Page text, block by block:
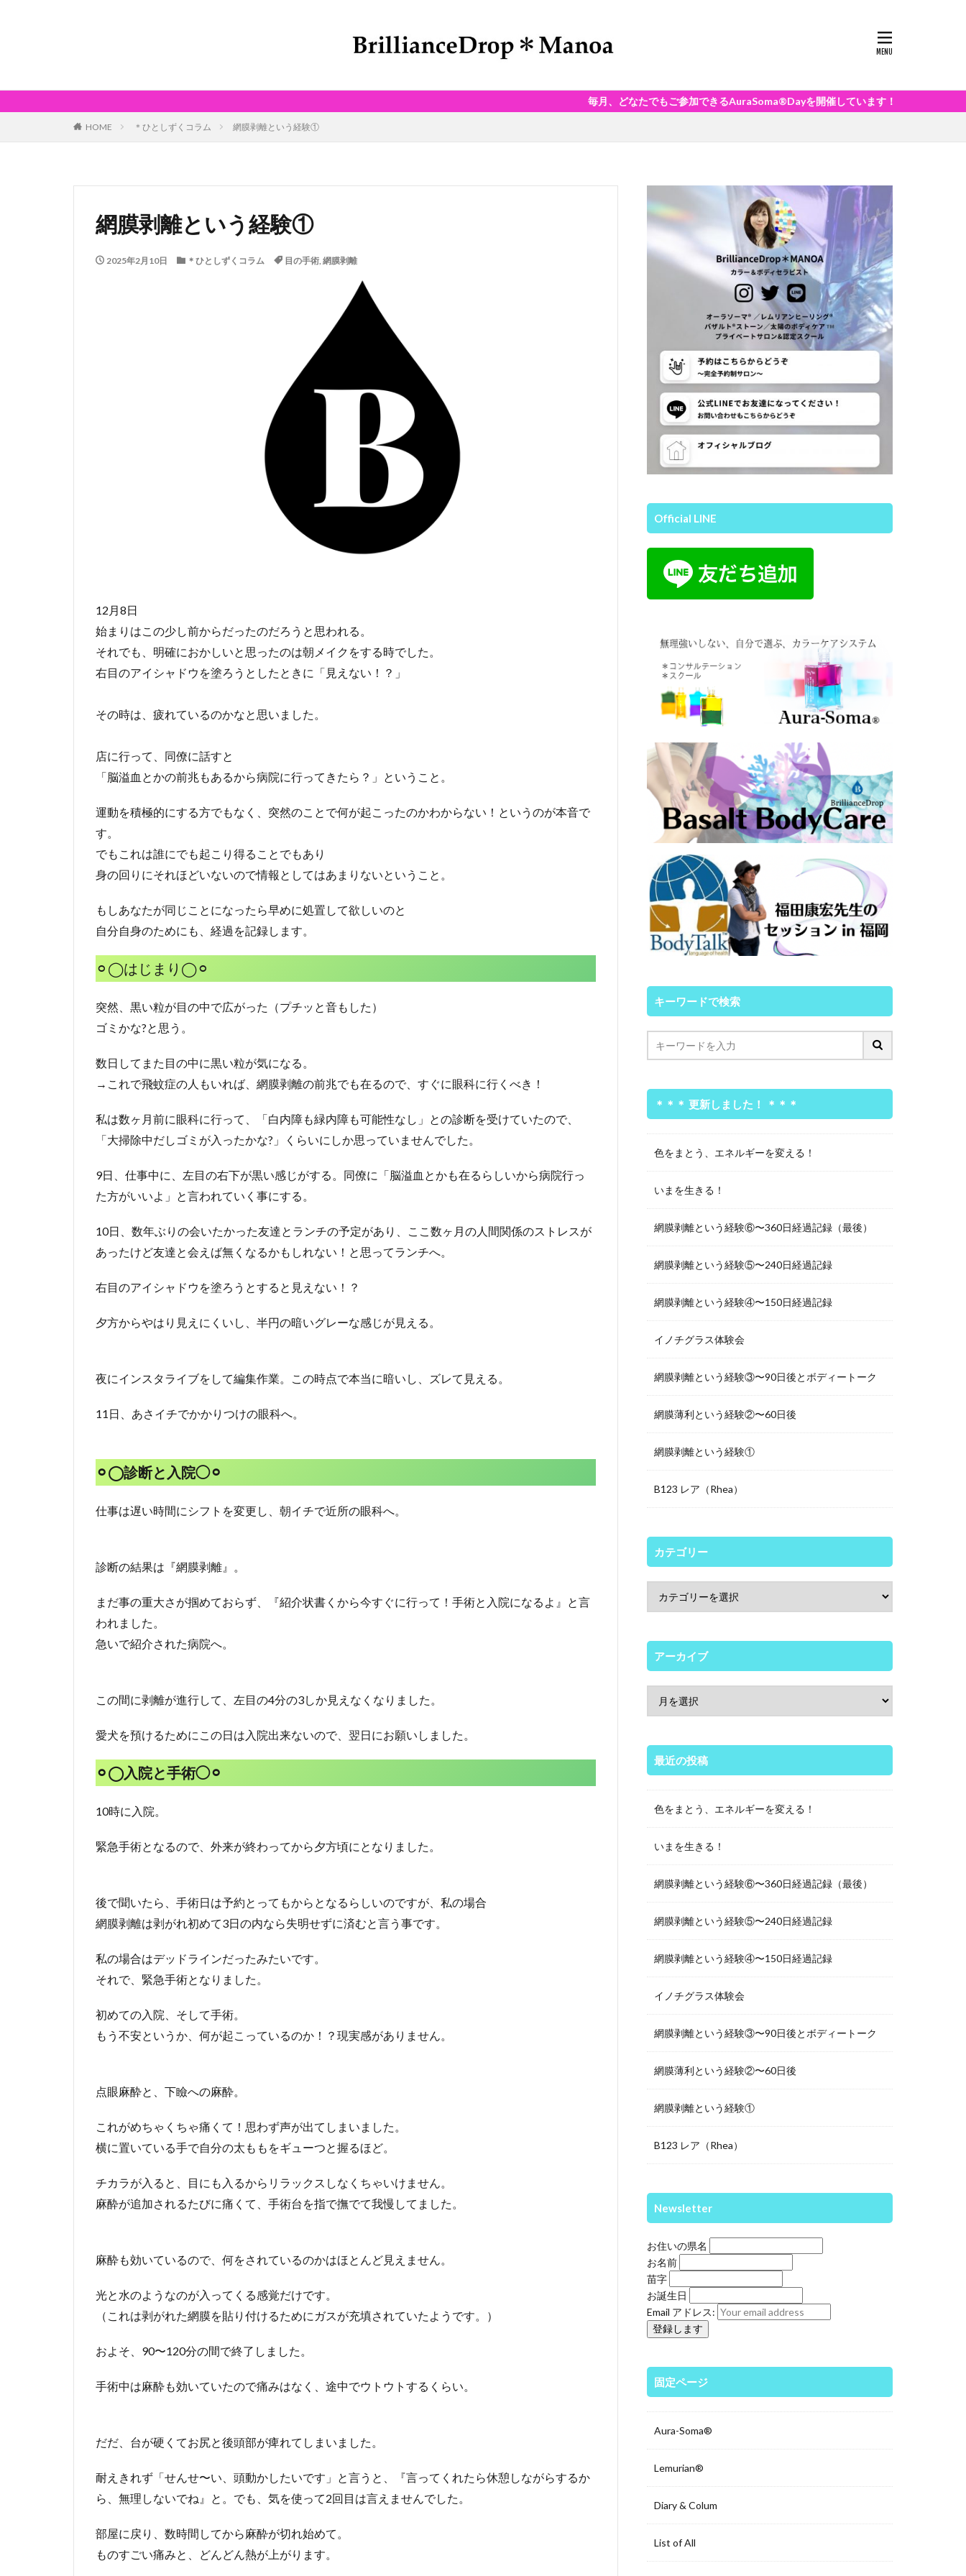
毎月、どなたでもご参加できるAuraSoma®Dayを開催しています！
HOME ＊ひとしずくコラム 網膜剥離という経験①
網膜剥離という経験①
2025年2月10日 ＊ひとしずくコラム 目の手術, 網膜剥離
12月8日
始まりはこの少し前からだったのだろうと思われる。
それでも、明確におかしいと思ったのは朝メイクをする時でした。
右目のアイシャドウを塗ろうとしたときに「見えない！？」
その時は、疲れているのかなと思いました。
店に行って、同僚に話すと
「脳溢血とかの前兆もあるから病院に行ってきたら？」ということ。
運動を積極的にする方でもなく、突然のことで何が起こったのかわからない！というのが本音で
す。
でもこれは誰にでも起こり得ることでもあり
身の回りにそれほどいないので情報としてはあまりないということ。
もしあなたが同じことになったら早めに処置して欲しいのと
自分自身のためにも、経過を記録します。
⚪︎◯はじまり◯⚪︎
突然、黒い粒が目の中で広がった（プチッと音もした）
ゴミかな?と思う。
数日してまた目の中に黒い粒が気になる。
→これで飛蚊症の人もいれば、網膜剥離の前兆でも在るので、すぐに眼科に行くべき！
私は数ヶ月前に眼科に行って、「白内障も緑内障も可能性なし」との診断を受けていたので、
「大掃除中だしゴミが入ったかな?」くらいにしか思っていませんでした。
9日、仕事中に、左目の右下が黒い感じがする。同僚に「脳溢血とかも在るらしいから病院行っ
た方がいいよ」と言われていく事にする。
10日、数年ぶりの会いたかった友達とランチの予定があり、ここ数ヶ月の人間関係のストレスが
あったけど友達と会えば無くなるかもしれない！と思ってランチへ。
右目のアイシャドウを塗ろうとすると見えない！？
夕方からやはり見えにくいし、半円の暗いグレーな感じが見える。
夜にインスタライブをして編集作業。この時点で本当に暗いし、ズレて見える。
11日、あさイチでかかりつけの眼科へ。
⚪︎◯診断と入院◯⚪︎
仕事は遅い時間にシフトを変更し、朝イチで近所の眼科へ。
診断の結果は『網膜剥離』。
まだ事の重大さが掴めておらず、『紹介状書くから今すぐに行って！手術と入院になるよ』と言
われました。
急いで紹介された病院へ。
この間に剥離が進行して、左目の4分の3しか見えなくなりました。
愛犬を預けるためにこの日は入院出来ないので、翌日にお願いしました。
⚪︎◯入院と手術◯⚪︎
10時に入院。
緊急手術となるので、外来が終わってから夕方頃にとなりました。
後で聞いたら、手術日は予約とってもからとなるらしいのですが、私の場合
網膜剥離は剥がれ初めて3日の内なら失明せずに済むと言う事です。
私の場合はデッドラインだったみたいです。
それで、緊急手術となりました。
初めての入院、そして手術。
もう不安というか、何が起こっているのか！？現実感がありません。
点眼麻酔と、下瞼への麻酔。
これがめちゃくちゃ痛くて！思わず声が出てしまいました。
横に置いている手で自分の太ももをギューつと握るほど。
チカラが入ると、目にも入るからリラックスしなくちゃいけません。
麻酔が追加されるたびに痛くて、手術台を指で撫でて我慢してました。
麻酔も効いているので、何をされているのかはほとんど見えません。
光と水のようなのが入ってくる感覚だけです。
（これは剥がれた網膜を貼り付けるためにガスが充填されていたようです。）
およそ、90〜120分の間で終了しました。
手術中は麻酔も効いていたので痛みはなく、途中でウトウトするくらい。
だだ、台が硬くてお尻と後頭部が痺れてしまいました。
耐えきれず「せんせ〜い、頭動かしたいです」と言うと、『言ってくれたら休憩しながらするか
ら、無理しないでね』と。でも、気を使って2回目は言えませんでした。
部屋に戻り、数時間してから麻酔が切れ始めて。
ものすごい痛みと、どんどん熱が上がります。
Official LINE
キーワードで検索
＊＊＊ 更新しました！ ＊＊＊
色をまとう、エネルギーを変える！
いまを生きる！
網膜剥離という経験⑥〜360日経過記録（最後）
網膜剥離という経験⑤〜240日経過記録
網膜剥離という経験④〜150日経過記録
イノチグラス体験会
網膜剥離という経験③〜90日後とボディートーク
網膜薄利という経験②〜60日後
網膜剥離という経験①
B123 レア（Rhea）
カテゴリー
アーカイブ
最近の投稿
色をまとう、エネルギーを変える！
いまを生きる！
網膜剥離という経験⑥〜360日経過記録（最後）
網膜剥離という経験⑤〜240日経過記録
網膜剥離という経験④〜150日経過記録
イノチグラス体験会
網膜剥離という経験③〜90日後とボディートーク
網膜薄利という経験②〜60日後
網膜剥離という経験①
B123 レア（Rhea）
Newsletter
お住いの県名
お名前
苗字
お誕生日
Email アドレス:
固定ページ
Aura-Soma®
Lemurian®
Diary & Colum
List of All